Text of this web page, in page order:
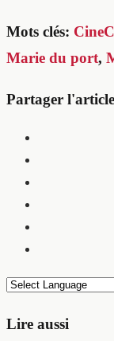
Mots clés:
Marie du port,
Partager l'article
Lire aussi